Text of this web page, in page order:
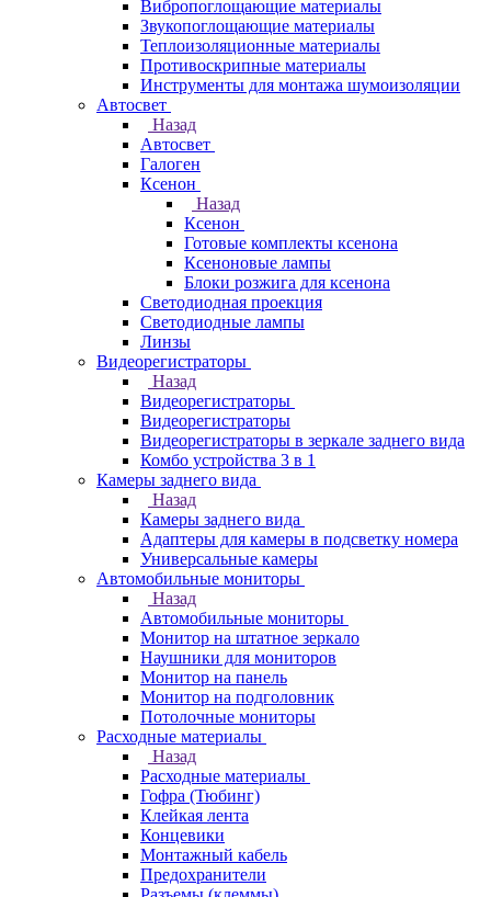
Вибропоглощающие материалы
Звукопоглощающие материалы
Теплоизоляционные материалы
Противоскрипные материалы
Инструменты для монтажа шумоизоляции
Автосвет
Назад
Автосвет
Галоген
Ксенон
Назад
Ксенон
Готовые комплекты ксенона
Ксеноновые лампы
Блоки розжига для ксенона
Светодиодная проекция
Светодиодные лампы
Линзы
Видеорегистраторы
Назад
Видеорегистраторы
Видеорегистраторы
Видеорегистраторы в зеркале заднего вида
Комбо устройства 3 в 1
Камеры заднего вида
Назад
Камеры заднего вида
Адаптеры для камеры в подсветку номера
Универсальные камеры
Автомобильные мониторы
Назад
Автомобильные мониторы
Монитор на штатное зеркало
Наушники для мониторов
Монитор на панель
Монитор на подголовник
Потолочные мониторы
Расходные материалы
Назад
Расходные материалы
Гофра (Тюбинг)
Клейкая лента
Концевики
Монтажный кабель
Предохранители